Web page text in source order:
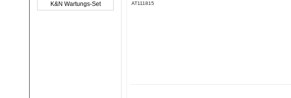
K&N Wartungs-Set AT111815